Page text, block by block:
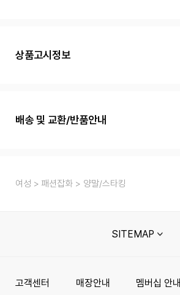
상품고시정보
배송 및 교환/반품안내
여성 패션잡화 양말/스타킹
SITEMAP
고객센터 매장안내 멤버십 안내